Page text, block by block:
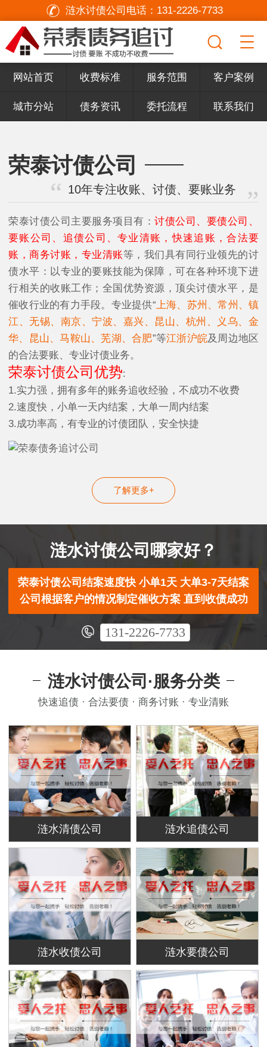
涟水讨债公司电话： 131-2226-7733
网站首页 收费标准 服务范围 客户案例
城市分站 债务资讯 委托流程 联系我们
荣泰讨债公司
10年专注收账、讨债、要账业务
荣泰讨债公司主要服务项目有：讨债公司、要债公司、
要账公司、追债公司、专业清账，快速追账，合法要
账，商务讨账，专业清账等，我们具有同行业领先的讨
债水平：以专业的要账技能为保障，可在各种环境下进
行相关的收账工作；全国优势资源，顶尖讨债水平，是
催收行业的有力手段。专业提供“ 上海、苏州、常州、镇
江、无锡、南京、宁波、嘉兴、昆山、杭州、义乌、金
华、昆山、马鞍山、芜湖、合肥”等江浙沪皖及周边地区
的合法要账、专业讨债业务。
荣泰讨债公司优势:
1.实力强，拥有多年的账务追收经验，不成功不收费
2.速度快，小单一天内结案，大单一周内结案
3.成功率高，有专业的讨债团队，安全快捷
了解更多+
涟水讨债公司哪家好？
荣泰讨债公司结案速度快 小单1天 大单3-7天结案
公司根据客户的情况制定催收方案 直到收债成功
131-2226-7733
涟水讨债公司·服务分类
快速追债 · 合法要债 · 商务讨账 · 专业清账
涟水清债公司 涟水追债公司
涟水收债公司 涟水要债公司